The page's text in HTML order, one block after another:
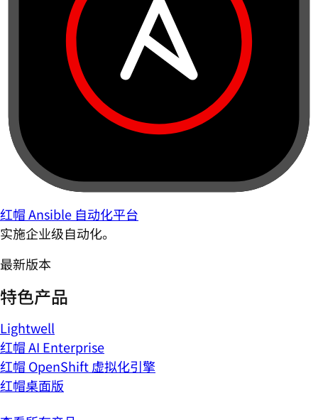
红帽 Ansible 自动化平台
实施企业级自动化。
最新版本
特色产品
Lightwell
红帽 AI Enterprise
红帽 OpenShift 虚拟化引擎
红帽桌面版